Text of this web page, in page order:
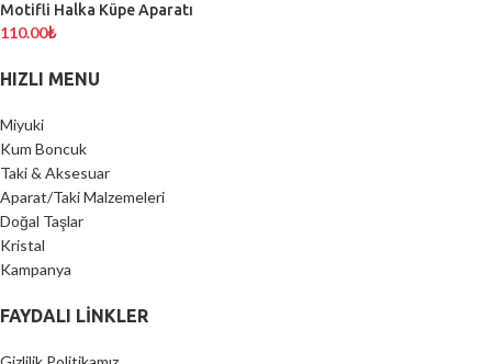
Motifli Halka Küpe Aparatı
110.00₺
HIZLI MENU
Miyuki
Kum Boncuk
Taki & Aksesuar
Aparat/Taki Malzemeleri
Doğal Taşlar
Kristal
Kampanya
FAYDALI LİNKLER